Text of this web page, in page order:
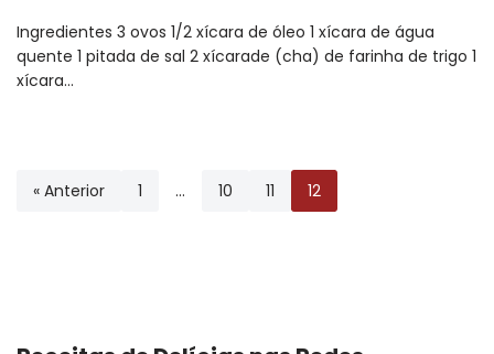
Ingredientes 3 ovos 1/2 xícara de óleo 1 xícara de água
quente 1 pitada de sal 2 xícarade (cha) de farinha de trigo 1
xícara…
« Anterior 1 … 10 11 12